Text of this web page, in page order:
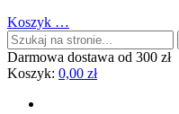
Koszyk …
Darmowa dostawa od 300 zł
Koszyk: 0,00 zł